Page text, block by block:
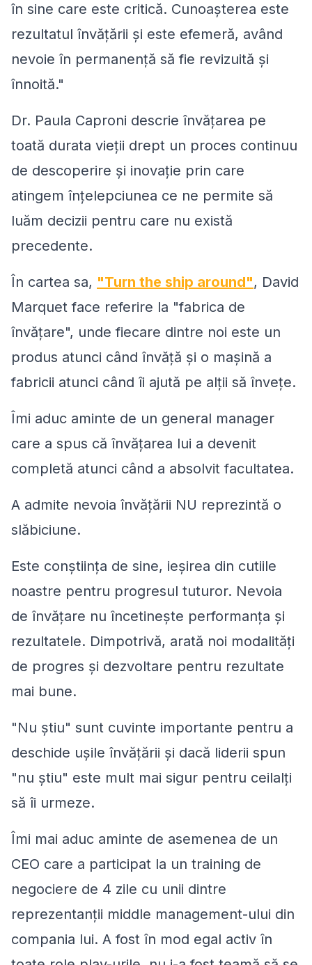
în sine care este critică. Cunoașterea este
rezultatul învățării și este efemeră, având
nevoie în permanență să fie revizuită și
înnoită."
Dr. Paula Caproni descrie învățarea pe
toată durata vieții drept un proces continuu
de descoperire și inovație prin care
atingem înțelepciunea ce ne permite să
luăm decizii pentru care nu există
precedente.
În cartea sa, "Turn the ship around", David
Marquet face referire la "fabrica de
învățare", unde fiecare dintre noi este un
produs atunci când învăță și o mașină a
fabricii atunci când îi ajută pe alții să învețe.
Îmi aduc aminte de un general manager
care a spus că învățarea lui a devenit
completă atunci când a absolvit facultatea.
A admite nevoia învățării NU reprezintă o
slăbiciune.
Este conștiința de sine, ieșirea din cutiile
noastre pentru progresul tuturor. Nevoia
de învățare nu încetinește performanța și
rezultatele. Dimpotrivă, arată noi modalități
de progres și dezvoltare pentru rezultate
mai bune.
"Nu știu" sunt cuvinte importante pentru a
deschide ușile învățării și dacă liderii spun
"nu știu" este mult mai sigur pentru ceilalți
să îi urmeze.
Îmi mai aduc aminte de asemenea de un
CEO care a participat la un training de
negociere de 4 zile cu unii dintre
reprezentanții middle management-ului din
compania lui. A fost în mod egal activ în